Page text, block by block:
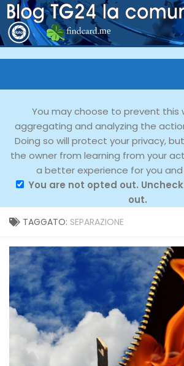
You may choose to prevent this
aggregating and analyzing the
Doing so will protect your privacy,
the owner from learning from your
a better experience for you
You are not opted out.
out.
TAGGATO: SEPARAZIONE